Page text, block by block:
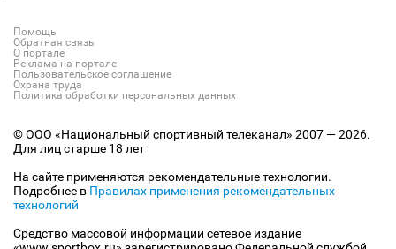
Помощь
Обратная связь
О портале
Реклама на портале
Пользовательское соглашение
Охрана труда
Политика обработки персональных данных
© ООО «Национальный спортивный телеканал» 2007 — 2026.
Для лиц старше 18 лет
На сайте применяются рекомендательные технологии.
Подробнее в Правилах применения рекомендательных
технологий
Средство массовой информации сетевое издание